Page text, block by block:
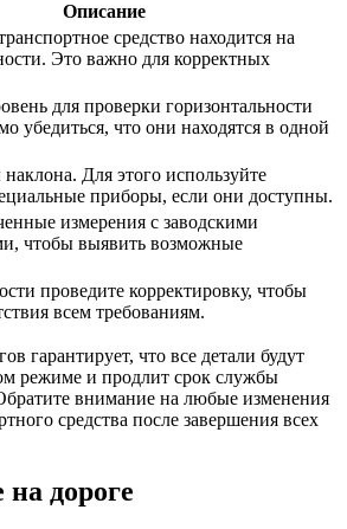
Описание
средство находится на
Это важно для корректных
для проверки горизонтальности
убедиться, что они находятся в одной
Для этого используйте
приборы, если они доступны.
измерения с заводскими
чтобы выявить возможные
проведите корректировку, чтобы
всем требованиям.
гарантирует, что все детали будут
режиме и продлит срок службы
внимание на любые изменения
средства после завершения всех
на дороге